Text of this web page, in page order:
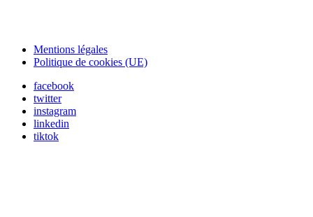
Mentions légales
Politique de cookies (UE)
facebook
twitter
instagram
linkedin
tiktok